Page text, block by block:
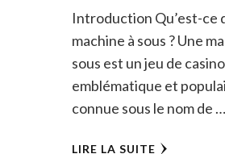
Introduction Qu’est-ce
machine à sous ? Une
sous est un jeu de casino
emblématique et
connue sous le nom de …
LIRE LA SUITE